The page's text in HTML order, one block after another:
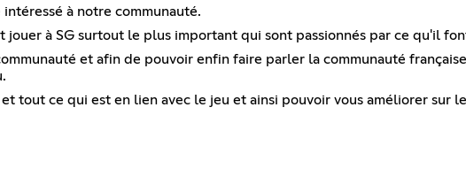
à notre communauté.
jouer à SG surtout le plus important qui sont passionnés par ce qu'il
et afin de pouvoir enfin faire parler la communauté
tout ce qui est en lien avec le jeu et ainsi pouvoir vous améliorer sur